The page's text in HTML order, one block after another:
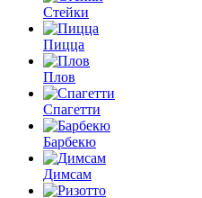
Стейки
Пицца
Плов
Спагетти
Барбекю
Димсам